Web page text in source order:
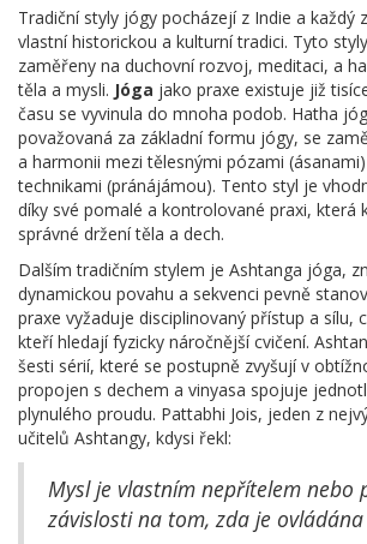
Tradiční styly jógy pocházejí z Indie a každý
vlastní historickou a kulturní tradici. Tyto
zaměřeny na duchovní rozvoj, meditaci, a
těla a mysli. Jóga jako praxe existuje již
času se vyvinula do mnoha podob. Hatha
považovaná za základní formu jógy, se
a harmonii mezi tělesnými pózami
technikami (pránájámou). Tento styl je
díky své pomalé a kontrolované praxi, která
správné držení těla a dech.
Dalším tradičním stylem je Ashtanga jóga,
dynamickou povahu a sekvenci pevně
praxe vyžaduje disciplinovaný přístup a sílu,
kteří hledají fyzicky náročnější cvičení.
šesti sérií, které se postupně zvyšují v
propojen s dechem a vinyasa spojuje
plynulého proudu. Pattabhi Jois, jeden z
učitelů Ashtangy, kdysi řekl:
Mysl je vlastním nepřítelem nebo
závislosti na tom, zda je